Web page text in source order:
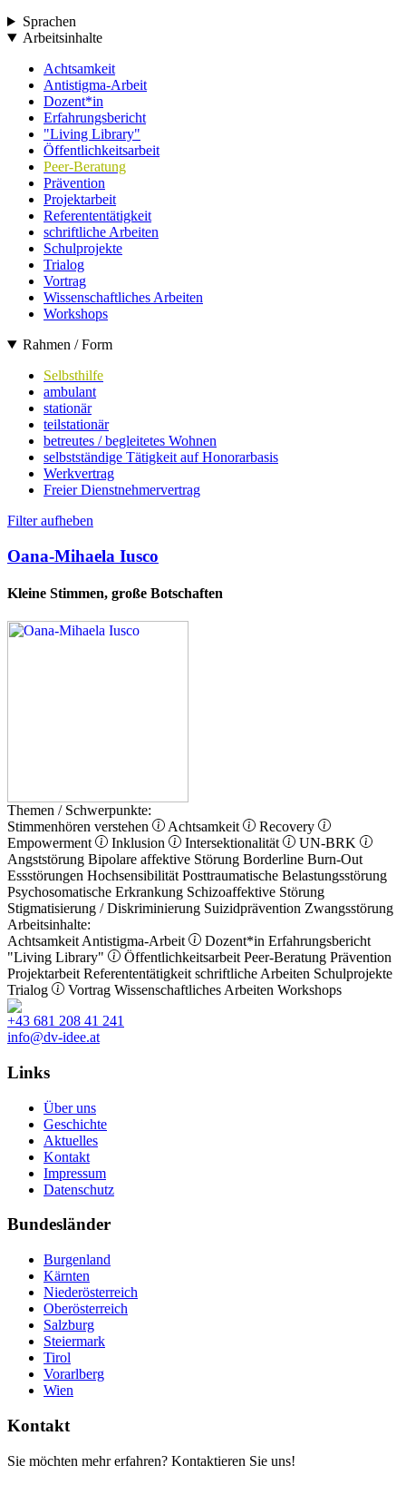
Sprachen
Arbeitsinhalte
Achtsamkeit
Antistigma-Arbeit
Dozent*in
Erfahrungsbericht
"Living Library"
Öffentlichkeitsarbeit
Peer-Beratung
Prävention
Projektarbeit
Referententätigkeit
schriftliche Arbeiten
Schulprojekte
Trialog
Vortrag
Wissenschaftliches Arbeiten
Workshops
Rahmen / Form
Selbsthilfe
ambulant
stationär
teilstationär
betreutes / begleitetes Wohnen
selbstständige Tätigkeit auf Honorarbasis
Werkvertrag
Freier Dienstnehmervertrag
Filter aufheben
Oana-Mihaela Iusco
Kleine Stimmen, große Botschaften
Themen / Schwerpunkte:
Stimmenhören verstehen
Achtsamkeit
Recovery
Empowerment
Inklusion Intersektionalität
UN-BRK
Angststörung Bipolare affektive Störung Borderline Burn-Out
Essstörungen Hochsensibilität Posttraumatische Belastungsstörung
Psychosomatische Erkrankung Schizoaffektive Störung
Stigmatisierung / Diskriminierung Suizidprävention Zwangsstörung
Arbeitsinhalte:
Achtsamkeit Antistigma-Arbeit Dozent*in Erfahrungsbericht
"Living Library"
Öffentlichkeitsarbeit Peer-Beratung Prävention
Projektarbeit Referententätigkeit schriftliche Arbeiten Schulprojekte
Trialog
Vortrag Wissenschaftliches Arbeiten Workshops
+43 681 208 41 241
info@dv-idee.at
Links
Über uns
Geschichte
Aktuelles
Kontakt
Impressum
Datenschutz
Bundesländer
Burgenland
Kärnten
Niederösterreich
Oberösterreich
Salzburg
Steiermark
Tirol
Vorarlberg
Wien
Kontakt
Sie möchten mehr erfahren? Kontaktieren Sie uns!